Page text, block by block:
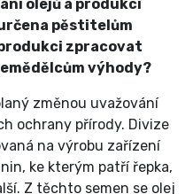
olejů a produkci
pěstitelům
zpracovat
výhody?
změnou uvažování
ochrany přírody. Divize
na výrobu zařízení
ke kterým patří řepka,
Z těchto semen se olej